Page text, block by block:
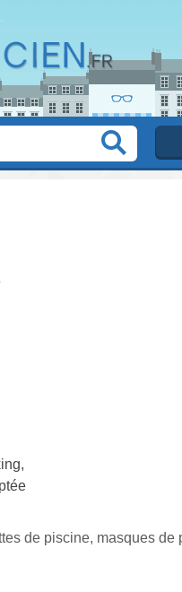
de piscine, masques de